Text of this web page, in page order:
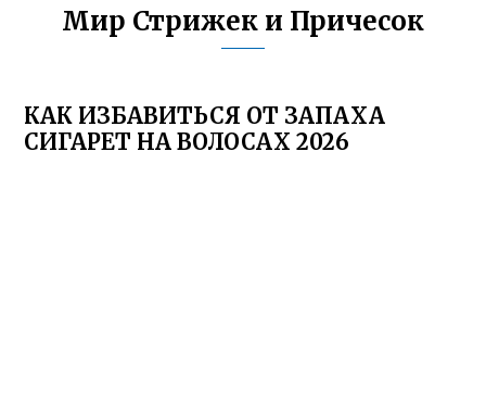
Мир Стрижек и Причесок
КАК ИЗБАВИТЬСЯ ОТ ЗАПАХА
СИГАРЕТ НА ВОЛОСАХ 2026